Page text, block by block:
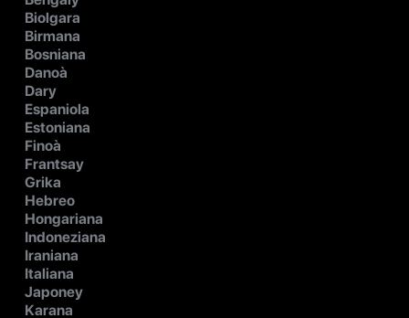
Biolgara
Birmana
Bosniana
Danoà
Dary
Espaniola
Estoniana
Finoà
Frantsay
Grika
Hebreo
Hongariana
Indoneziana
Iraniana
Italiana
Japoney
Karana